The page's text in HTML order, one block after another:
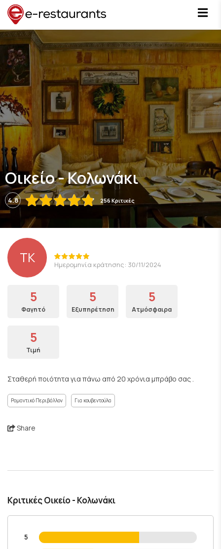
Οικείο - Κολωνάκι
4.8 256 Κριτικές
TK Ημερομηνία κράτησης: 30/11/2024
5
Φαγητό
5
Εξυπηρέτηση
5
Ατμόσφαιρα
5
Τιμή
Σταθερή ποιότητα για πάνω από 20 χρόνια μπράβο σας .
Ρομαντικό Περιβάλλον Για κουβεντούλα
Share
Κριτικές Οικείο - Κολωνάκι
5